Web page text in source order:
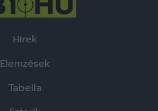
Hírek
Elemzések
Tabella